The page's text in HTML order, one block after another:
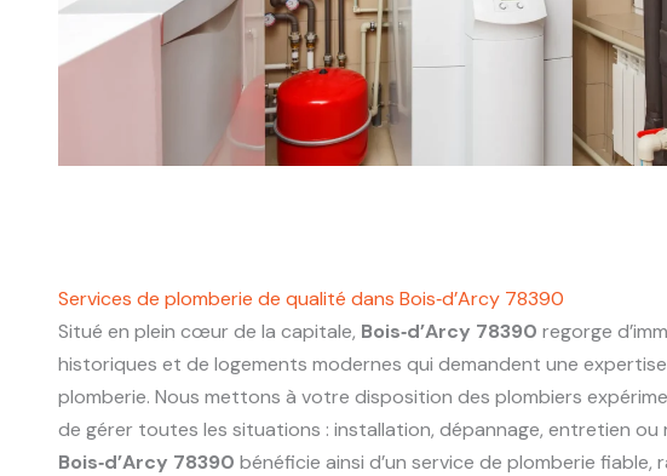
Services de plomberie de qualité dans Bois‑d’Arcy 78390
Situé en plein cœur de la capitale, Bois‑d’Arcy 78390 regorge
historiques et de logements modernes qui demandent une
plomberie. Nous mettons à votre disposition des plombiers
de gérer toutes les situations : installation, dépannage, entretien ou
Bois‑d’Arcy 78390 bénéficie ainsi d’un service de plomberie fiable,